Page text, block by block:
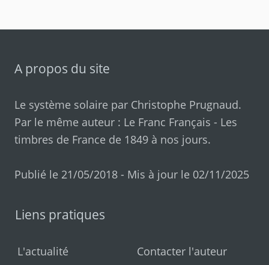
A propos du site
Le système solaire par Christophe Prugnaud.
Par le même auteur : Le Franc Français - Les
timbres de France de 1849 à nos jours.
Publié le 21/05/2018 - Mis à jour le 02/11/2025
Liens pratiques
L'actualité Contacter l'auteur